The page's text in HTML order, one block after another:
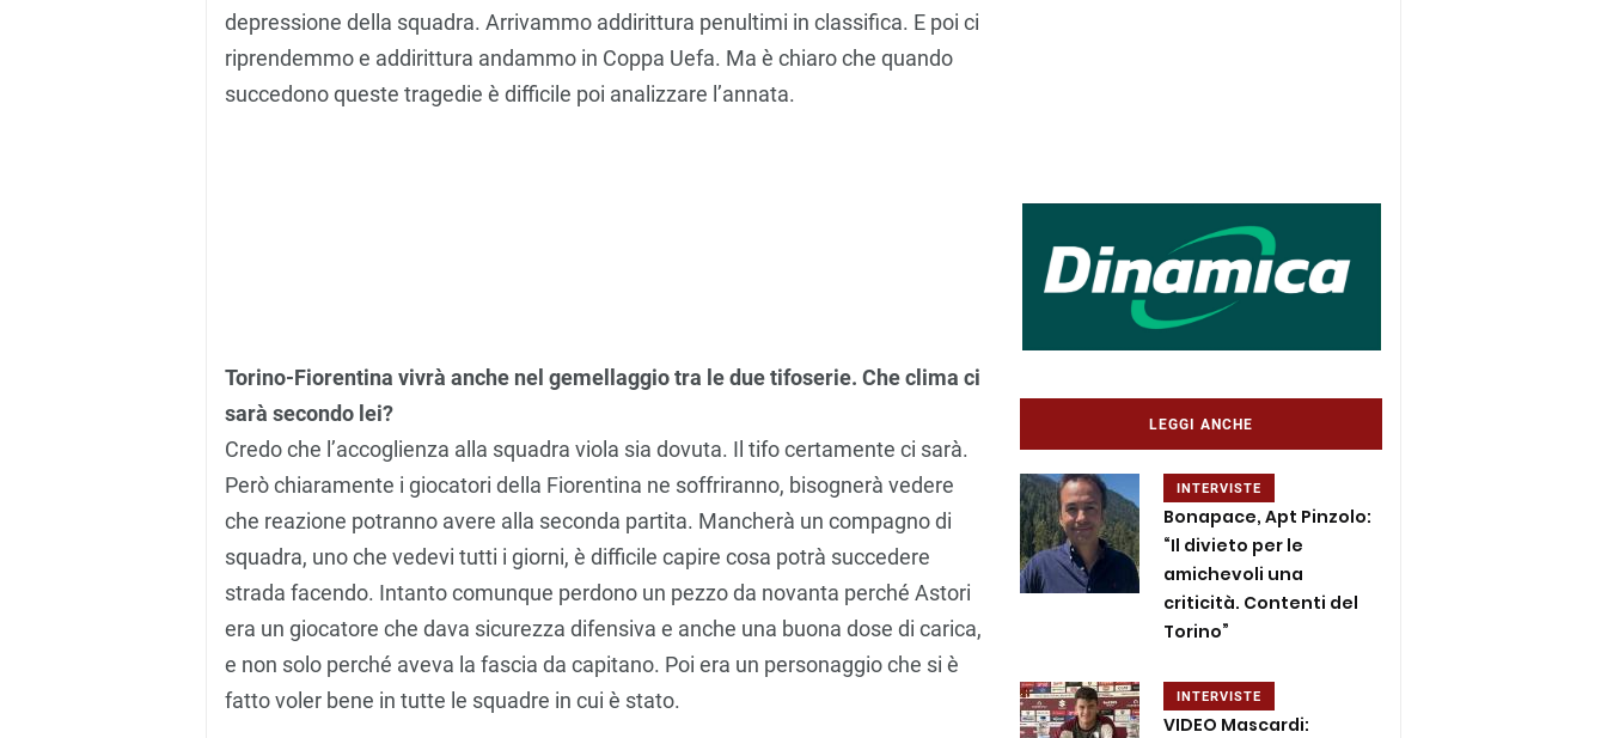
depressione della squadra. Arrivammo addirittura penultimi in classifica. E poi ci
riprendemmo e addirittura andammo in Coppa Uefa. Ma è chiaro che quando
succedono queste tragedie è difficile poi analizzare l’annata.
Torino-Fiorentina vivrà anche nel gemellaggio tra le due tifoserie. Che clima ci
sarà secondo lei?
Credo che l’accoglienza alla squadra viola sia dovuta. Il tifo certamente ci sarà.
Però chiaramente i giocatori della Fiorentina ne soffriranno, bisognerà vedere
che reazione potranno avere alla seconda partita. Mancherà un compagno di
squadra, uno che vedevi tutti i giorni, è difficile capire cosa potrà succedere
strada facendo. Intanto comunque perdono un pezzo da novanta perché Astori
era un giocatore che dava sicurezza difensiva e anche una buona dose di carica,
e non solo perché aveva la fascia da capitano. Poi era un personaggio che si è
fatto voler bene in tutte le squadre in cui è stato.
LEGGI ANCHE
INTERVISTE
Bonapace, Apt Pinzolo:
“Il divieto per le
amichevoli una
criticità. Contenti del
Torino”
INTERVISTE
VIDEO Mascardi: